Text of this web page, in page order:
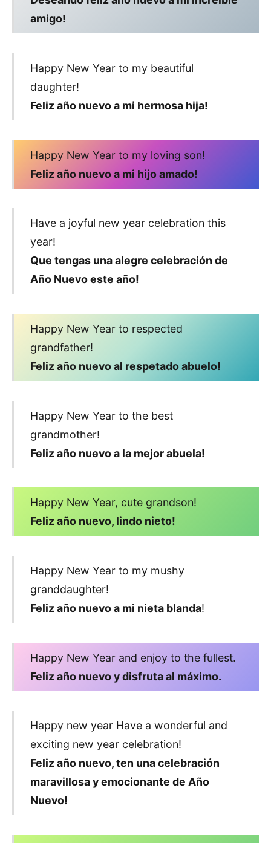
amigo!
Happy New Year to my beautiful
daughter!
Feliz año nuevo a mi hermosa hija!
Happy New Year to my loving son!
Feliz año nuevo a mi hijo amado!
Have a joyful new year celebration this
year!
Que tengas una alegre celebración de
Año Nuevo este año!
Happy New Year to respected
grandfather!
Feliz año nuevo al respetado abuelo!
Happy New Year to the best
grandmother!
Feliz año nuevo a la mejor abuela!
Happy New Year, cute grandson!
Feliz año nuevo, lindo nieto!
Happy New Year to my mushy
granddaughter!
Feliz año nuevo a mi nieta blanda!
Happy New Year and enjoy to the fullest.
Feliz año nuevo y disfruta al máximo.
Happy new year Have a wonderful and
exciting new year celebration!
Feliz año nuevo, ten una celebración
maravillosa y emocionante de Año
Nuevo!